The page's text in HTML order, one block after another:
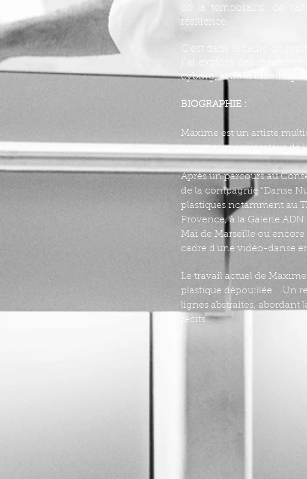
de la temporalité, de
résilience.
C’est dans le cadre de
j’’ai exploré des
cyborg, et de la bioéthique.
BIOGRAPHIE :
Maxime est un artiste
comme un explorateur de
Après un parcours au
de la compagnie "Danse
plastiques notamment au
Provence, à la Galerie
Mai de Marseille ou
cadre d’une vidéo-danse
Le travail actuel de
plastique dépouillée. Un
lignes abstraites, abordant
récits...